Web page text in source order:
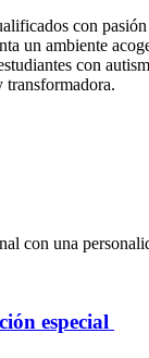
con
un ambiente
con
transformadora.
con una
especial